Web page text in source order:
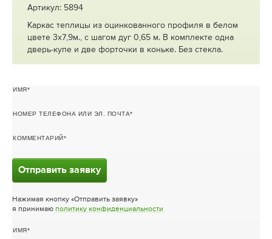
Артикул: 5894
Каркас теплицы из оцинкованного профиля в белом
цвете 3х7,9м., с шагом дуг 0,65 м. В комплекте одна
дверь-купе и две форточки в коньке. Без стекла.
ИМЯ
НОМЕР ТЕЛЕФОНА ИЛИ ЭЛ. ПОЧТА
КОММЕНТАРИЙ
Отправить заявку
Нажимая кнопку «Отправить заявку»
я принимаю политику конфиденциальности
ИМЯ